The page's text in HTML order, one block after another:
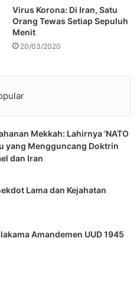
Virus Korona: Di Iran, Satu
Orang Tewas Setiap Sepuluh
Menit
20/03/2020
Mekkah: Lahirnya ‘NATO
yang Mengguncang Doktrin
dan Iran
Lama dan Kejahatan
Amandemen UUD 1945